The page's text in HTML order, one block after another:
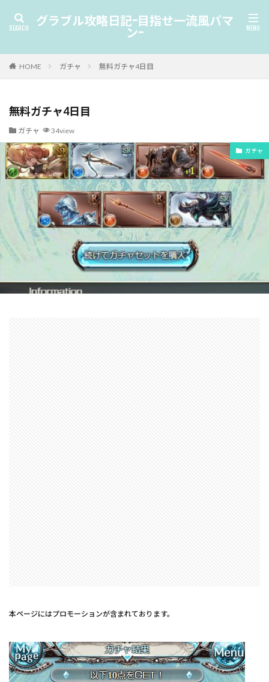
グラブル攻略日記-目指せ一流風パマ
ン-
HOME ガチャ 無料ガチャ4日目
無料ガチャ4日目
ガチャ 34view
ガチャ
本ページにはプロモーションが含まれております。